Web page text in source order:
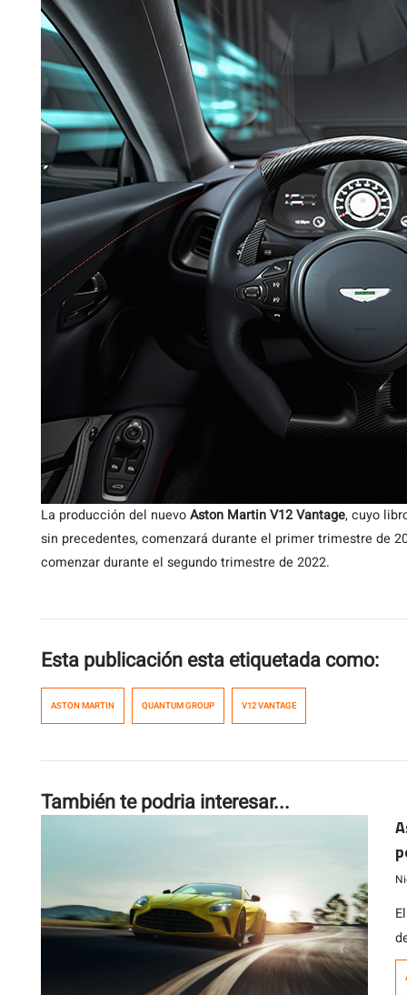
La producción del nuevoAston Martin V12 Vantage, cuyo
sin precedentes, comenzará durante el primer trimestre de
comenzar durante el segundo trimestre de 2022.
Esta publicación esta etiquetada como:
ASTON MARTIN QUANTUM GROUP V12 VANTAGE
También te podria interesar...